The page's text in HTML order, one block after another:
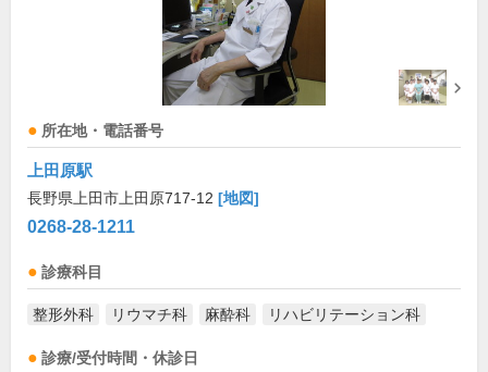
所在地・電話番号
上田原駅
長野県上田市上田原717-12 [地図]
0268-28-1211
診療科目
整形外科 リウマチ科 麻酔科 リハビリテーション科
診療/受付時間・休診日